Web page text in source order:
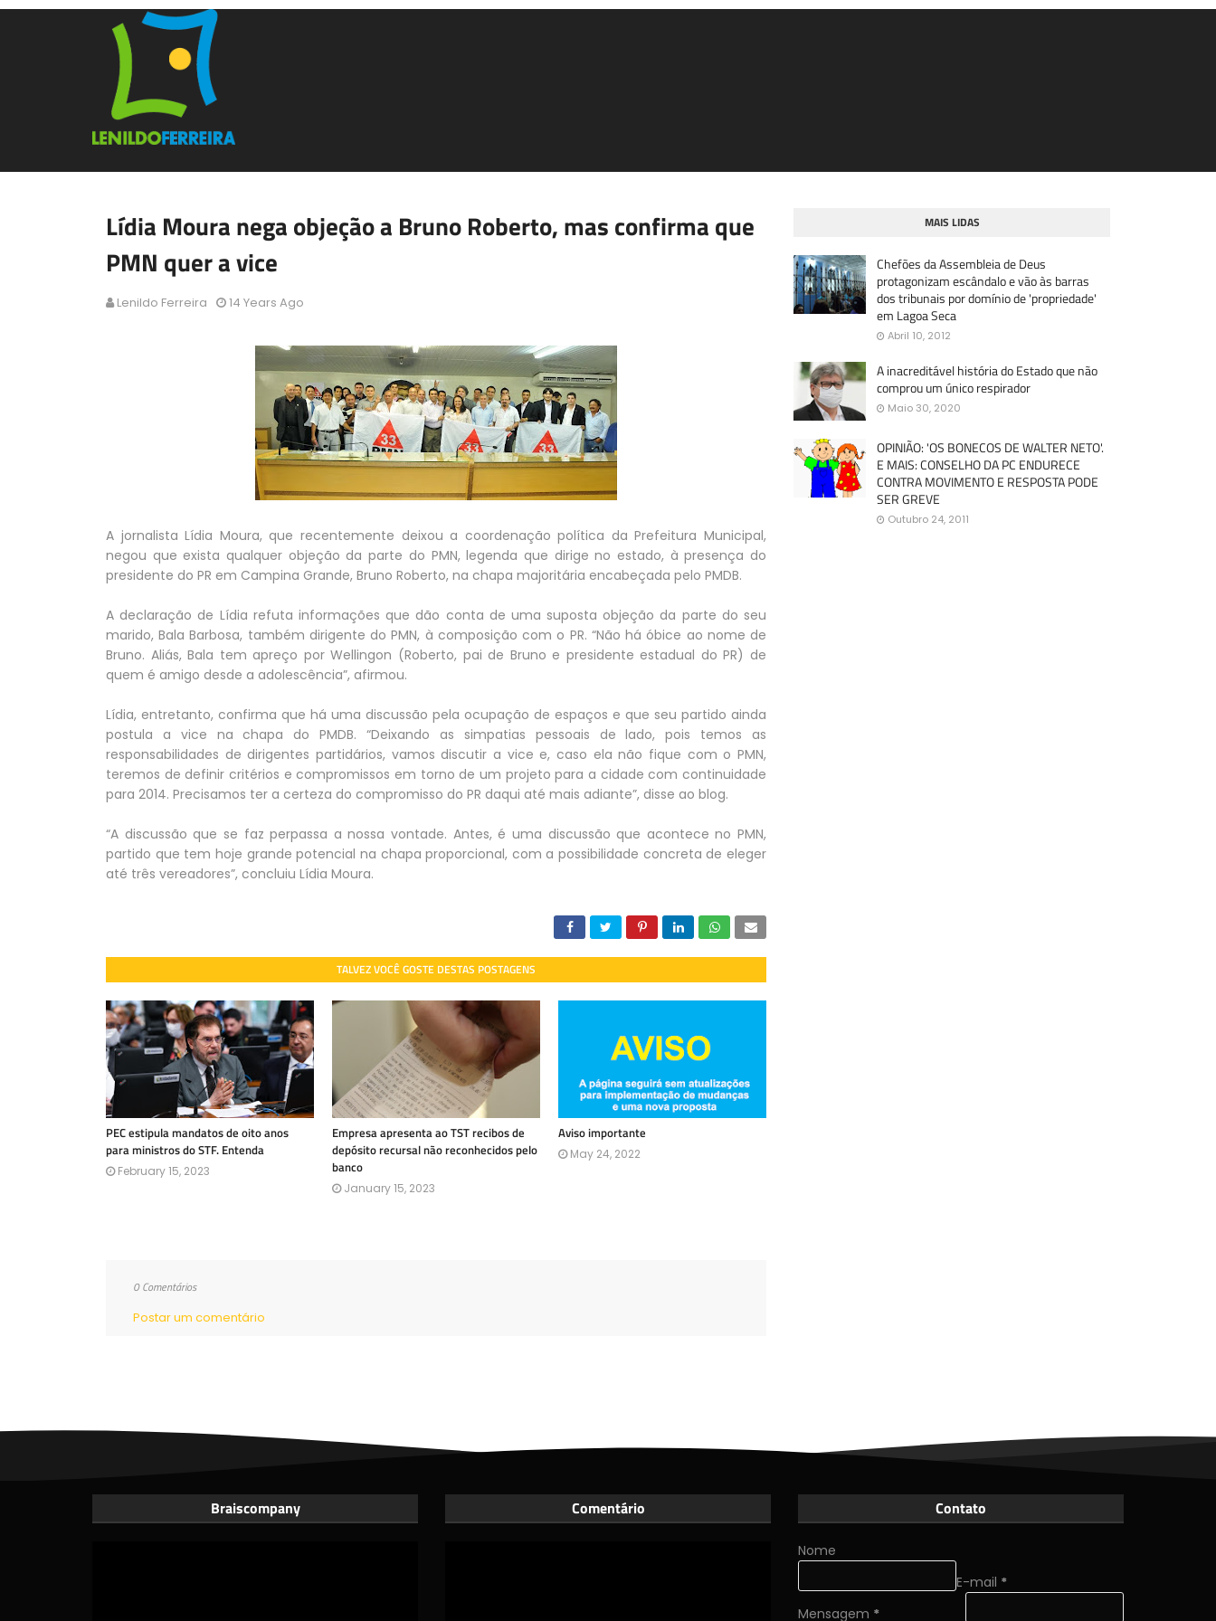
Lídia Moura nega objeção a Bruno Roberto, mas confirma que
PMN quer a vice
Lenildo Ferreira 14 Years Ago
A jornalista Lídia Moura, que recentemente deixou a coordenação política da Prefeitura Municipal,
negou que exista qualquer objeção da parte do PMN, legenda que dirige no estado, à presença do
presidente do PR em Campina Grande, Bruno Roberto, na chapa majoritária encabeçada pelo PMDB.
A declaração de Lídia refuta informações que dão conta de uma suposta objeção da parte do seu
marido, Bala Barbosa, também dirigente do PMN, à composição com o PR. “Não há óbice ao nome de
Bruno. Aliás, Bala tem apreço por Wellingon (Roberto, pai de Bruno e presidente estadual do PR) de
quem é amigo desde a adolescência”, afirmou.
Lídia, entretanto, confirma que há uma discussão pela ocupação de espaços e que seu partido ainda
postula a vice na chapa do PMDB. “Deixando as simpatias pessoais de lado, pois temos as
responsabilidades de dirigentes partidários, vamos discutir a vice e, caso ela não fique com o PMN,
teremos de definir critérios e compromissos em torno de um projeto para a cidade com continuidade
para 2014. Precisamos ter a certeza do compromisso do PR daqui até mais adiante”, disse ao blog.
“A discussão que se faz perpassa a nossa vontade. Antes, é uma discussão que acontece no PMN,
partido que tem hoje grande potencial na chapa proporcional, com a possibilidade concreta de eleger
até três vereadores”, concluiu Lídia Moura.
TALVEZ VOCÊ GOSTE DESTAS POSTAGENS
PEC estipula mandatos de oito anos
para ministros do STF. Entenda
February 15, 2023
Empresa apresenta ao TST recibos de
depósito recursal não reconhecidos pelo
banco
January 15, 2023
Aviso importante
May 24, 2022
0 Comentários
Postar um comentário
MAIS LIDAS
Chefões da Assembleia de Deus
protagonizam escândalo e vão às barras
dos tribunais por domínio de 'propriedade'
em Lagoa Seca
Abril 10, 2012
A inacreditável história do Estado que não
comprou um único respirador
Maio 30, 2020
OPINIÃO: 'OS BONECOS DE WALTER NETO'.
E MAIS: CONSELHO DA PC ENDURECE
CONTRA MOVIMENTO E RESPOSTA PODE
SER GREVE
Outubro 24, 2011
Braiscompany Comentário Contato
Nome
E-mail *
Mensagem *